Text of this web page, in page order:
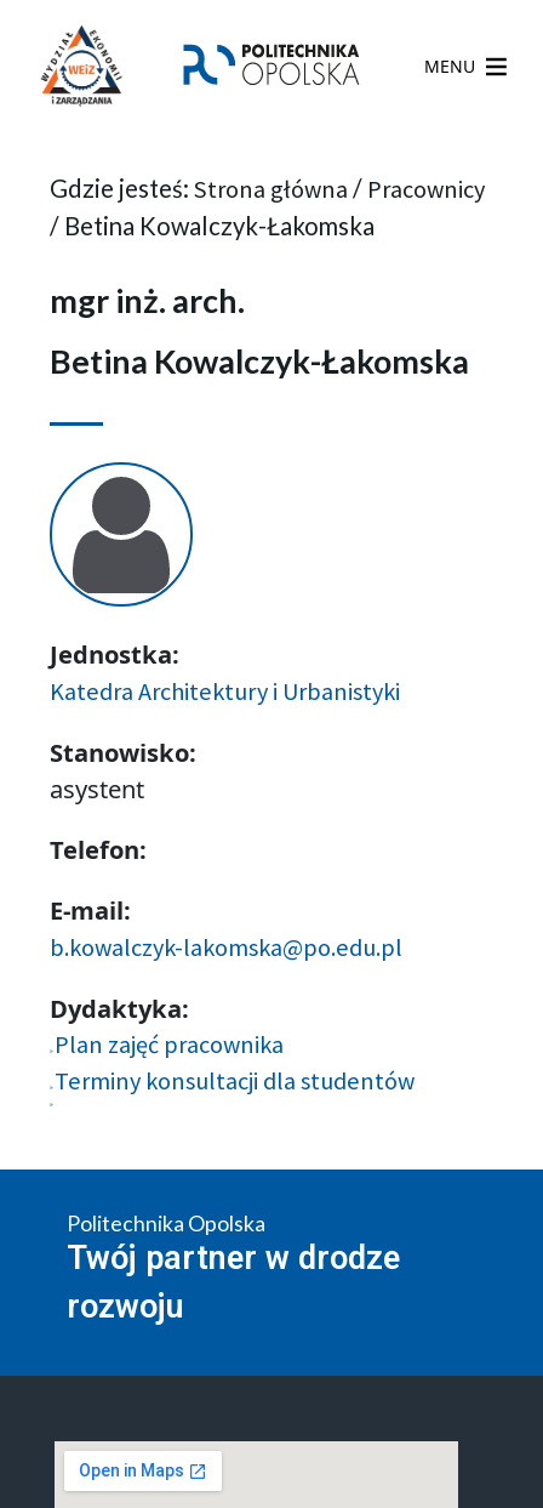
MENU
Gdzie jesteś: Strona główna / Pracownicy
/ Betina Kowalczyk-Łakomska
mgr inż. arch.
Betina Kowalczyk-Łakomska
Jednostka:
Katedra Architektury i Urbanistyki
Stanowisko:
asystent
Telefon:
E-mail:
b.kowalczyk-lakomska@po.edu.pl
Dydaktyka:
Plan zajęć pracownika
Terminy konsultacji dla studentów
Politechnika Opolska
Twój partner w drodze
rozwoju